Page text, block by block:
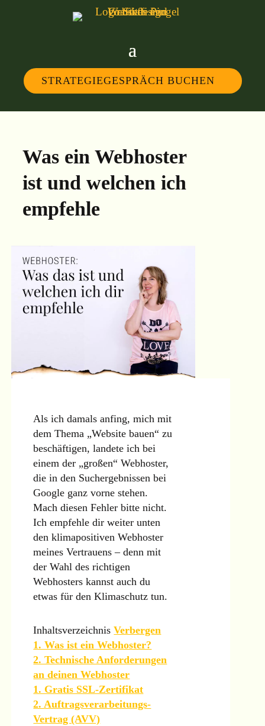
STRATEGIEGESPRÄCH BUCHEN
Was ein Webhoster
ist und welchen ich
empfehle
Als ich damals anfing, mich mit
dem Thema „Website bauen“ zu
beschäftigen, landete ich bei
einem der „großen“ Webhoster,
die in den Suchergebnissen bei
Google ganz vorne stehen.
Mach diesen Fehler bitte nicht.
Ich empfehle dir weiter unten
den klimapositiven Webhoster
meines Vertrauens – denn mit
der Wahl des richtigen
Webhosters kannst auch du
etwas für den Klimaschutz tun.
Inhaltsverzeichnis Verbergen
1. Was ist ein Webhoster?
2. Technische Anforderungen
an deinen Webhoster
1. Gratis SSL-Zertifikat
2. Auftragsverarbeitungs-
Vertrag (AVV)